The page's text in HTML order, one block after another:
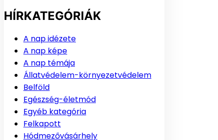
HÍRKATEGÓRIÁK
A nap idézete
A nap képe
A nap témája
Állatvédelem-környezetvédelem
Belföld
Egészség-életmód
Egyéb kategória
Felkapott
Hódmezővásárhely